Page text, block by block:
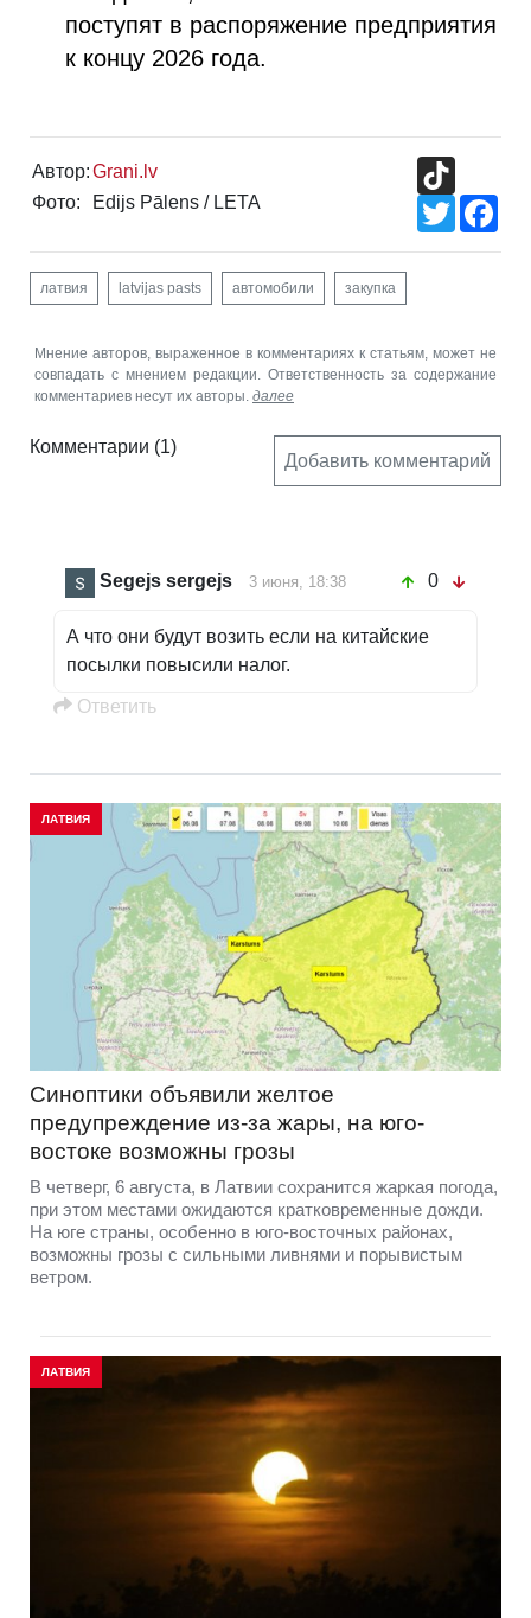
поступят в распоряжение предприятия
к концу 2026 года.
Автор:Grani.lv
Фото:
Edijs Pālens / LETA
Twitter
латвия latvijas pasts автомобили закупка
Мнение авторов, выраженное в комментариях к статьям, может не
совпадать с мнением редакции. Ответственность за содержание
комментариев несут их авторы. далее
Комментарии (1)
Добавить комментарий
Segejs sergejs 3 июня, 18:38 0
А что они будут возить если на китайские
посылки повысили налог.
Oтветить
ЛАТВИЯ
Синоптики объявили желтое
предупреждение из-за жары, на юго-
востоке возможны грозы
В четверг, 6 августа, в Латвии сохранится жаркая погода,
при этом местами ожидаются кратковременные дожди.
На юге страны, особенно в юго-восточных районах,
возможны грозы с сильными ливнями и порывистым
ветром.
ЛАТВИЯ